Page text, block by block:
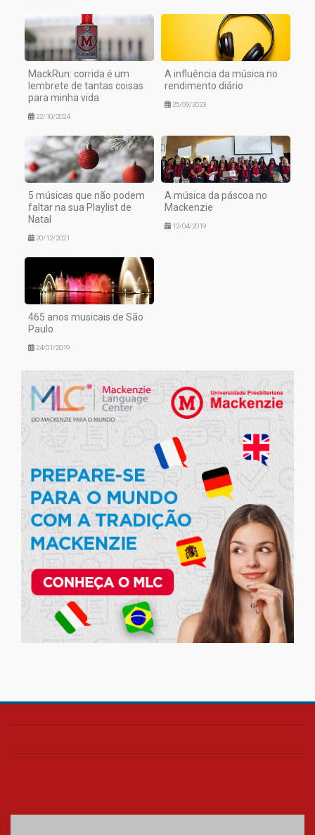
MackRun: corrida é um
lembrete de tantas coisas
para minha vida
22/10/2024
A influência da música no
rendimento diário
25/09/2023
5 músicas que não podem
faltar na sua Playlist de
Natal
20/12/2021
A música da páscoa no
Mackenzie
12/04/2019
465 anos musicais de São
Paulo
24/01/2019